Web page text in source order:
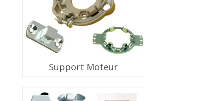
Support Moteur